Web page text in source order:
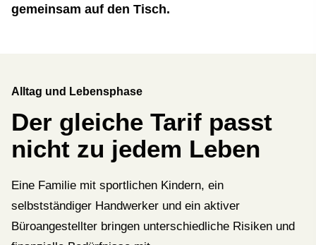
gemeinsam auf den Tisch.
Alltag und Lebensphase
Der gleiche Tarif passt
nicht zu jedem Leben
Eine Familie mit sportlichen Kindern, ein
selbstständiger Handwerker und ein aktiver
Büroangestellter bringen unterschiedliche Risiken und